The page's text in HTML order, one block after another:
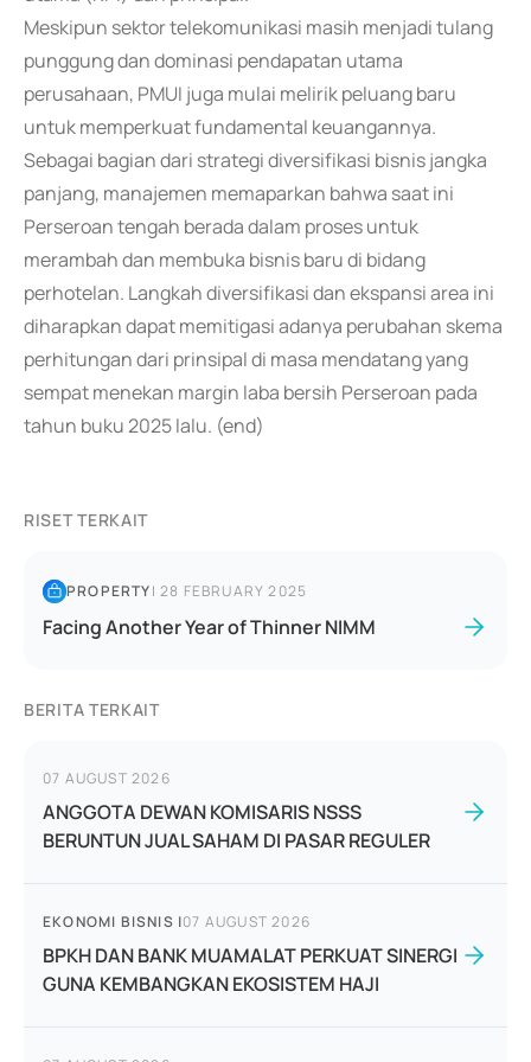
Meskipun sektor telekomunikasi masih menjadi tulang
punggung dan dominasi pendapatan utama
perusahaan, PMUI juga mulai melirik peluang baru
untuk memperkuat fundamental keuangannya.
Sebagai bagian dari strategi diversifikasi bisnis jangka
panjang, manajemen memaparkan bahwa saat ini
Perseroan tengah berada dalam proses untuk
merambah dan membuka bisnis baru di bidang
perhotelan. Langkah diversifikasi dan ekspansi area ini
diharapkan dapat memitigasi adanya perubahan skema
perhitungan dari prinsipal di masa mendatang yang
sempat menekan margin laba bersih Perseroan pada
tahun buku 2025 lalu. (end)
RISET TERKAIT
PROPERTY|28 FEBRUARY 2025
Facing Another Year of Thinner NIMM
BERITA TERKAIT
07 AUGUST 2026
ANGGOTA DEWAN KOMISARIS NSSS
BERUNTUN JUAL SAHAM DI PASAR REGULER
EKONOMI BISNIS |07 AUGUST 2026
BPKH DAN BANK MUAMALAT PERKUAT SINERGI
GUNA KEMBANGKAN EKOSISTEM HAJI